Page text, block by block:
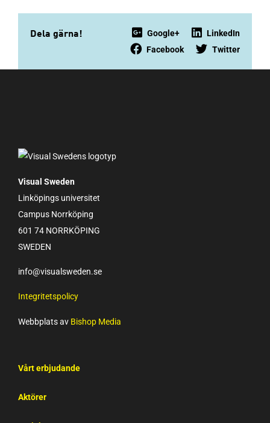
Dela gärna! LinkedIn
Google+
Twitter
Facebook
Visual Sweden
Linköpings universitet
Campus Norrköping
601 74 NORRKÖPING
SWEDEN
info@visualsweden.se
Integritetspolicy
Webbplats av Bishop Media
Vårt erbjudande
Aktörer